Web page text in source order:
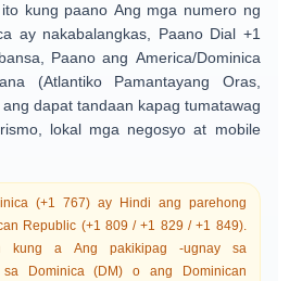
kung paano Ang mga numero ng
ay nakabalangkas , Paano Dial +1
, Paano ang America/Dominica
(Atlantiko Pamantayang Oras,
dapat tandaan kapag tumatawag
lokal mga negosyo at mobile
(+1 767) ay
Hindi ang parehong
Republic (+1 809 / +1 829 / +1 849).
kung a Ang pakikipag -ugnay sa
sa
Dominica (DM) o ang
Dominican